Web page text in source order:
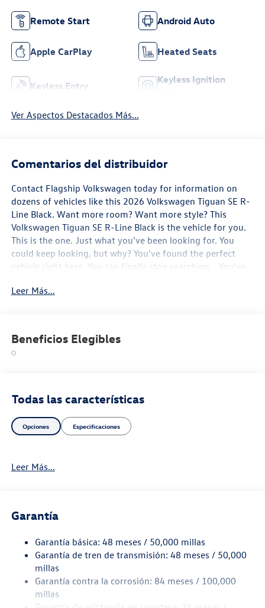
Remote Start Android Auto
Apple CarPlay Heated Seats
Keyless Entry
Keyless Ignition
Ver Aspectos Destacados Más...
Comentarios del distribuidor
Contact Flagship Volkswagen today for information on
dozens of vehicles like this 2026 Volkswagen Tiguan SE R-
Line Black. Want more room? Want more style? This
Volkswagen Tiguan SE R-Line Black is the vehicle for you.
This is the one. Just what you've been looking for. You
could keep looking, but why? You've found the perfect
vehicle right here. You can finally stop searching... You've
Leer Más...
Beneficios Elegibles
Todas las características
Opciones Especificaciones
Leer Más...
Garantía
Garantía básica: 48 meses / 50,000 millas
Garantía de tren de transmisión: 48 meses / 50,000
millas
Garantía contra la corrosión: 84 meses / 100,000
millas